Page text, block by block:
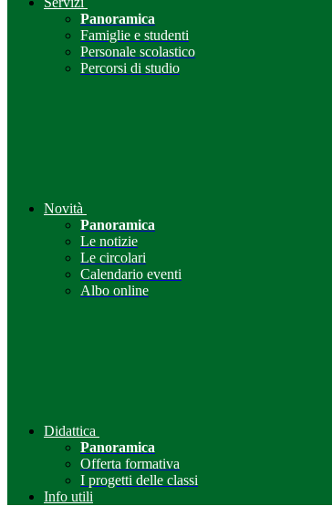
Panoramica
Famiglie e studenti
Personale scolastico
Percorsi di studio
Novità
Panoramica
Le notizie
Le circolari
Calendario eventi
Albo online
Didattica
Panoramica
Offerta formativa
I progetti delle classi
Info utili